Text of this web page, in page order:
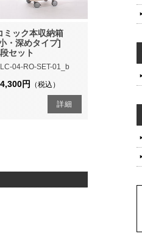
ミック本収納箱
・深めタイプ]
セット
04-RO-SET-01_b
円 （税込）
詳細